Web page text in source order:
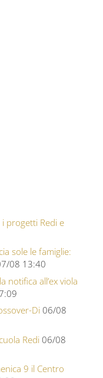
progetti Redi e
sole le famiglie:
08 13:40
notifica all’ex viola
Di 06/08
Redi 06/08
9 il Centro